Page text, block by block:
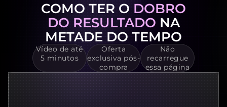
COMO TER ODOBRO
DO RESULTADO NA
METADE DO TEMPO
Vídeo de até
5 minutos
Oferta
exclusiva pós-
compra
Não
recarregue
essa página